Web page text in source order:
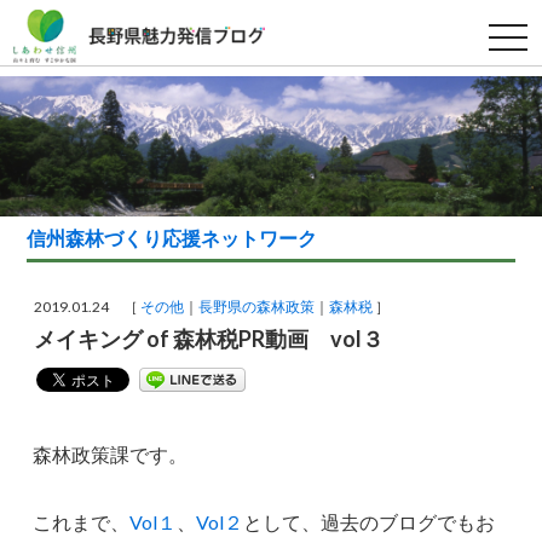
t
o
g
g
l
e
n
a
v
g
i
信州森林づくり応援ネットワーク
2019.01.24 ［ その他 長野県の森林政策 森林税 ］
メイキング of 森林税PR動画 vol３
森林政策課です。
これまで、Vol１ 、Vol２ として、過去のブログでもお